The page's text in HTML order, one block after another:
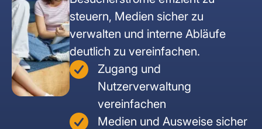
DREHKREUZE
Drehsperren
Personenschleusen
RFID Tablets
RFID Scanner
INDOOR SOLUTIONS
Indoor Tracker
People Tracker
SOFTWARE SOLUTIONS
Unternehmenssicherheit
EV-Charging
Healthcare & Labor
Bauwirtschaft
Events
steuern, Medien sicher zu
verwalten und interne Abläufe
deutlich zu vereinfachen.
Zugang und
Nutzerverwaltung
vereinfachen
Medien und Ausweise sicher